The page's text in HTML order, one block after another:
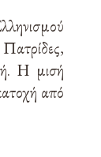
Η μισή
από